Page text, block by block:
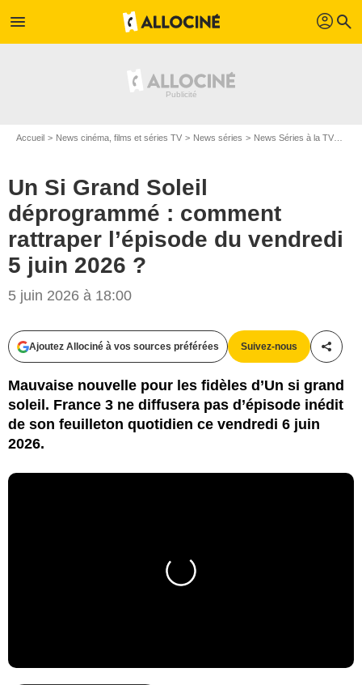
menu profil search
Accueil News cinéma, films et séries TV News séries News Séries à la TV
Un Si Grand Soleil
déprogrammé : comment
rattraper l’épisode du vendredi
5 juin 2026 ?
5 juin 2026 à 18:00
Ajoutez Allociné à vos sources préférées Suivez-nous
Mauvaise nouvelle pour les fidèles d’Un si grand
soleil. France 3 ne diffusera pas d’épisode inédit
de son feuilleton quotidien ce vendredi 6 juin
2026.